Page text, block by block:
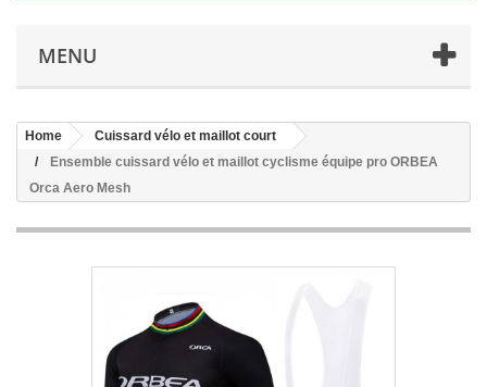
MENU
Home
Cuissard vélo et maillot court
Ensemble cuissard vélo et maillot cyclisme équipe pro ORBEA
Orca Aero Mesh